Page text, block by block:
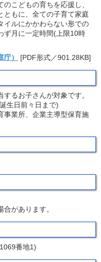
のこどもの育ちを応援し、
ともに、全ての子育て家庭
イルにかかわらない形での
ず月に一定時間(上限10時
）
[PDF形式／901.28KB]
るお子さんが対象です。
生日前々日まで)
事業所、企業主導型保育施
があります。
番地1)